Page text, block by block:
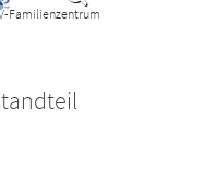
Familienzentrum